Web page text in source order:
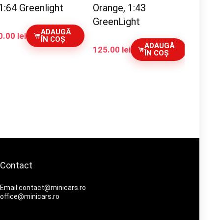
Greenlight
lei
ADAUGĂ
ÎN COȘ
Orange, 1:43
GreenLight
125.00 lei
ADAUGĂ
ÎN COȘ
Contact
Email:contact@minicars.ro
office@minicars.ro